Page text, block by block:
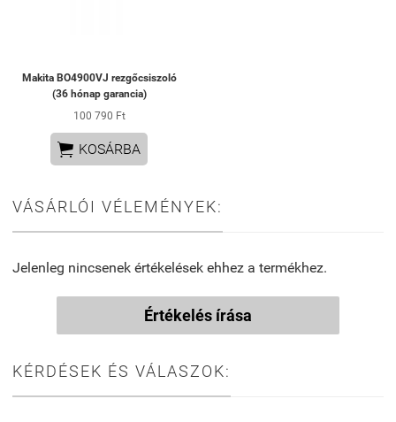
Makita BO4900VJ rezgőcsiszoló
(36 hónap garancia)
100 790 Ft
 KOSÁRBA
VÁSÁRLÓI VÉLEMÉNYEK:
Jelenleg nincsenek értékelések ehhez a termékhez.
Értékelés írása
KÉRDÉSEK ÉS VÁLASZOK: